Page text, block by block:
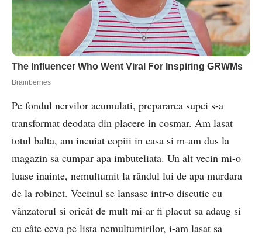
Pe fondul nervilor acumulati, prepararea supei s-a
transformat deodata din placere in cosmar. Am lasat
totul balta, am incuiat copiii in casa si m-am dus la
magazin sa cumpar apa imbuteliata. Un alt vecin mi-o
luase inainte, nemultumit la rândul lui de apa murdara
de la robinet. Vecinul se lansase intr-o discutie cu
vânzatorul si oricât de mult mi-ar fi placut sa adaug si
eu câte ceva pe lista nemultumirilor, i-am lasat sa